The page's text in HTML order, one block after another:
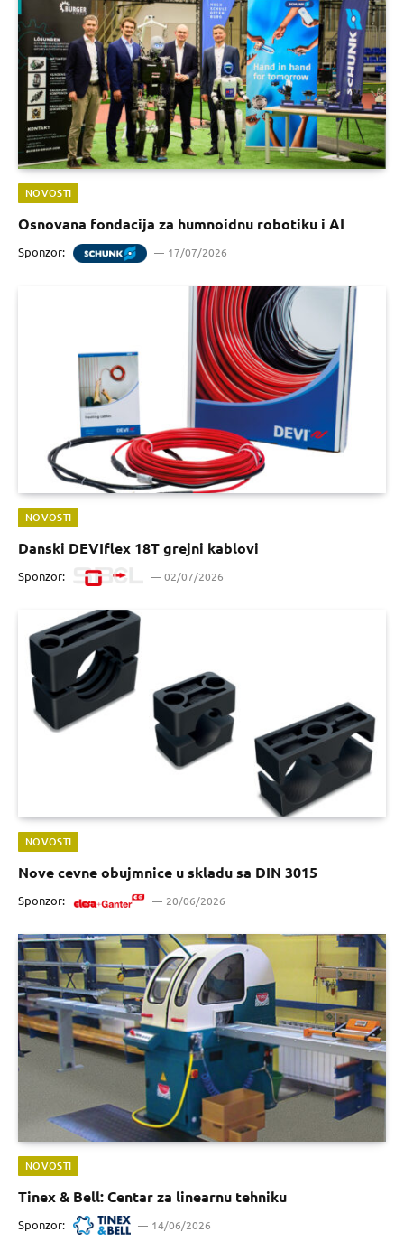
NOVOSTI
Osnovana fondacija za humnoidnu robotiku i AI
Sponzor: 17/07/2026
NOVOSTI
Danski DEVIflex 18T grejni kablovi
Sponzor: 02/07/2026
NOVOSTI
Nove cevne obujmnice u skladu sa DIN 3015
Sponzor: 20/06/2026
NOVOSTI
Tinex & Bell: Centar za linearnu tehniku
Sponzor: 14/06/2026